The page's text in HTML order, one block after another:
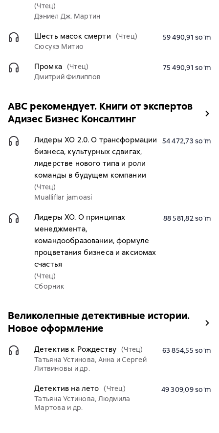
(Чтец)
Дэниел Дж. Мартин
Шесть масок смерти
(Чтец)
Сюсукэ Митио
59 490,91 soʻm
Промка (Чтец)
Дмитрий Филиппов
75 490,91 soʻm
ABC рекомендует. Книги от экспертов
Адизес Бизнес Консалтинг
Лидеры ХО 2.0. О трансформации
бизнеса, культурных сдвигах,
лидерстве нового типа и роли
команды в будущем компании
(Чтец)
Mualliflar jamoasi
54 472,73 soʻm
Лидеры ХО. О принципах
менеджмента,
командообразовании, формуле
процветания бизнеса и аксиомах
счастья
(Чтец)
Сборник
88 581,82 soʻm
Великолепные детективные истории.
Новое оформление
Детектив к Рождеству (Чтец)
Татьяна Устинова, Анна и Сергей
Литвиновы и др.
63 854,55 soʻm
Детектив на лето (Чтец)
Татьяна Устинова, Людмила
Мартова и др.
49 309,09 soʻm